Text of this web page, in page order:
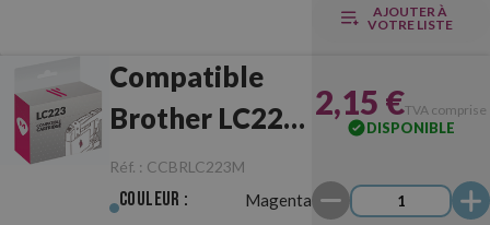
AJOUTER À
VOTRE LISTE
Compatible
Brother LC223
Magenta
Réf. : CCBRLC223M
Couleur : Magenta
2,15 €TVA comprise
DISPONIBLE